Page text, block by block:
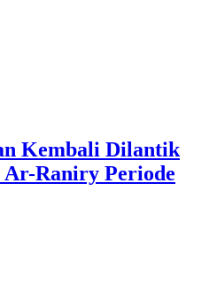
Kembali Dilantik
Ar-Raniry Periode